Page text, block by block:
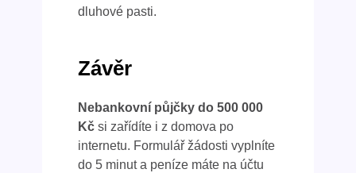
dluhové pasti.
Závěr
Nebankovní půjčky do 500 000
Kčsi zařídíte i z domova po
internetu. Formulář žádosti vyplníte
do 5 minut a peníze máte na účtu